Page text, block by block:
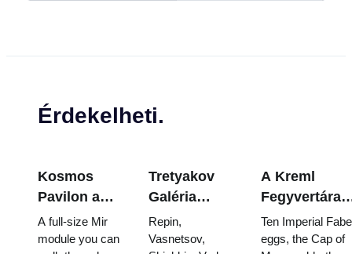
Érdekelheti.
Kosmos
Pavilon a
VDNKh-ban:
Oroszország
A full-size Mir
module you can
Tretyakov
Galéria
remekművei:
Azok a
Repin,
Vasnetsov,
A Kreml
Fegyvertára
Kincsei:
Fabergé-
Ten Imperial
eggs, the Cap of